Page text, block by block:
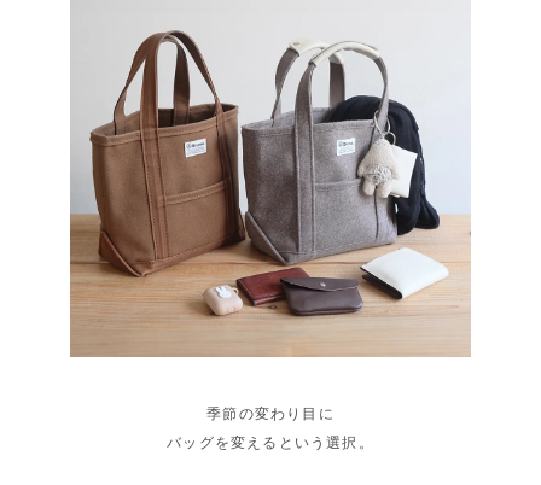
季節の変わり目に
バッグを変えるという選択。